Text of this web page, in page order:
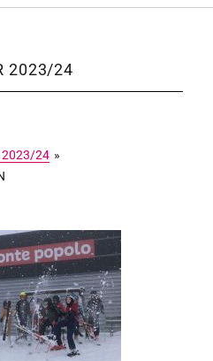
2023/24
2023/24 »